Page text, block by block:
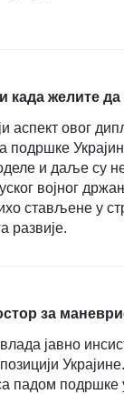
када желите
аспект овог
подршке
и даље су
војног
стављене у
развије.
за
јавно
падом